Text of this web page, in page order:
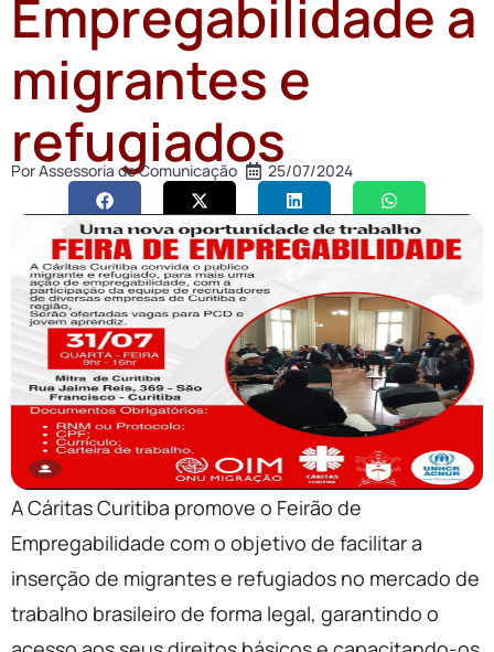
Empregabilidade a
migrantes e
refugiados
PorAssessoria de Comunicação 25/07/2024
A Cáritas Curitiba promove o Feirão de
Empregabilidade com o objetivo de facilitar a
inserção de migrantes e refugiados no mercado de
trabalho brasileiro de forma legal, garantindo o